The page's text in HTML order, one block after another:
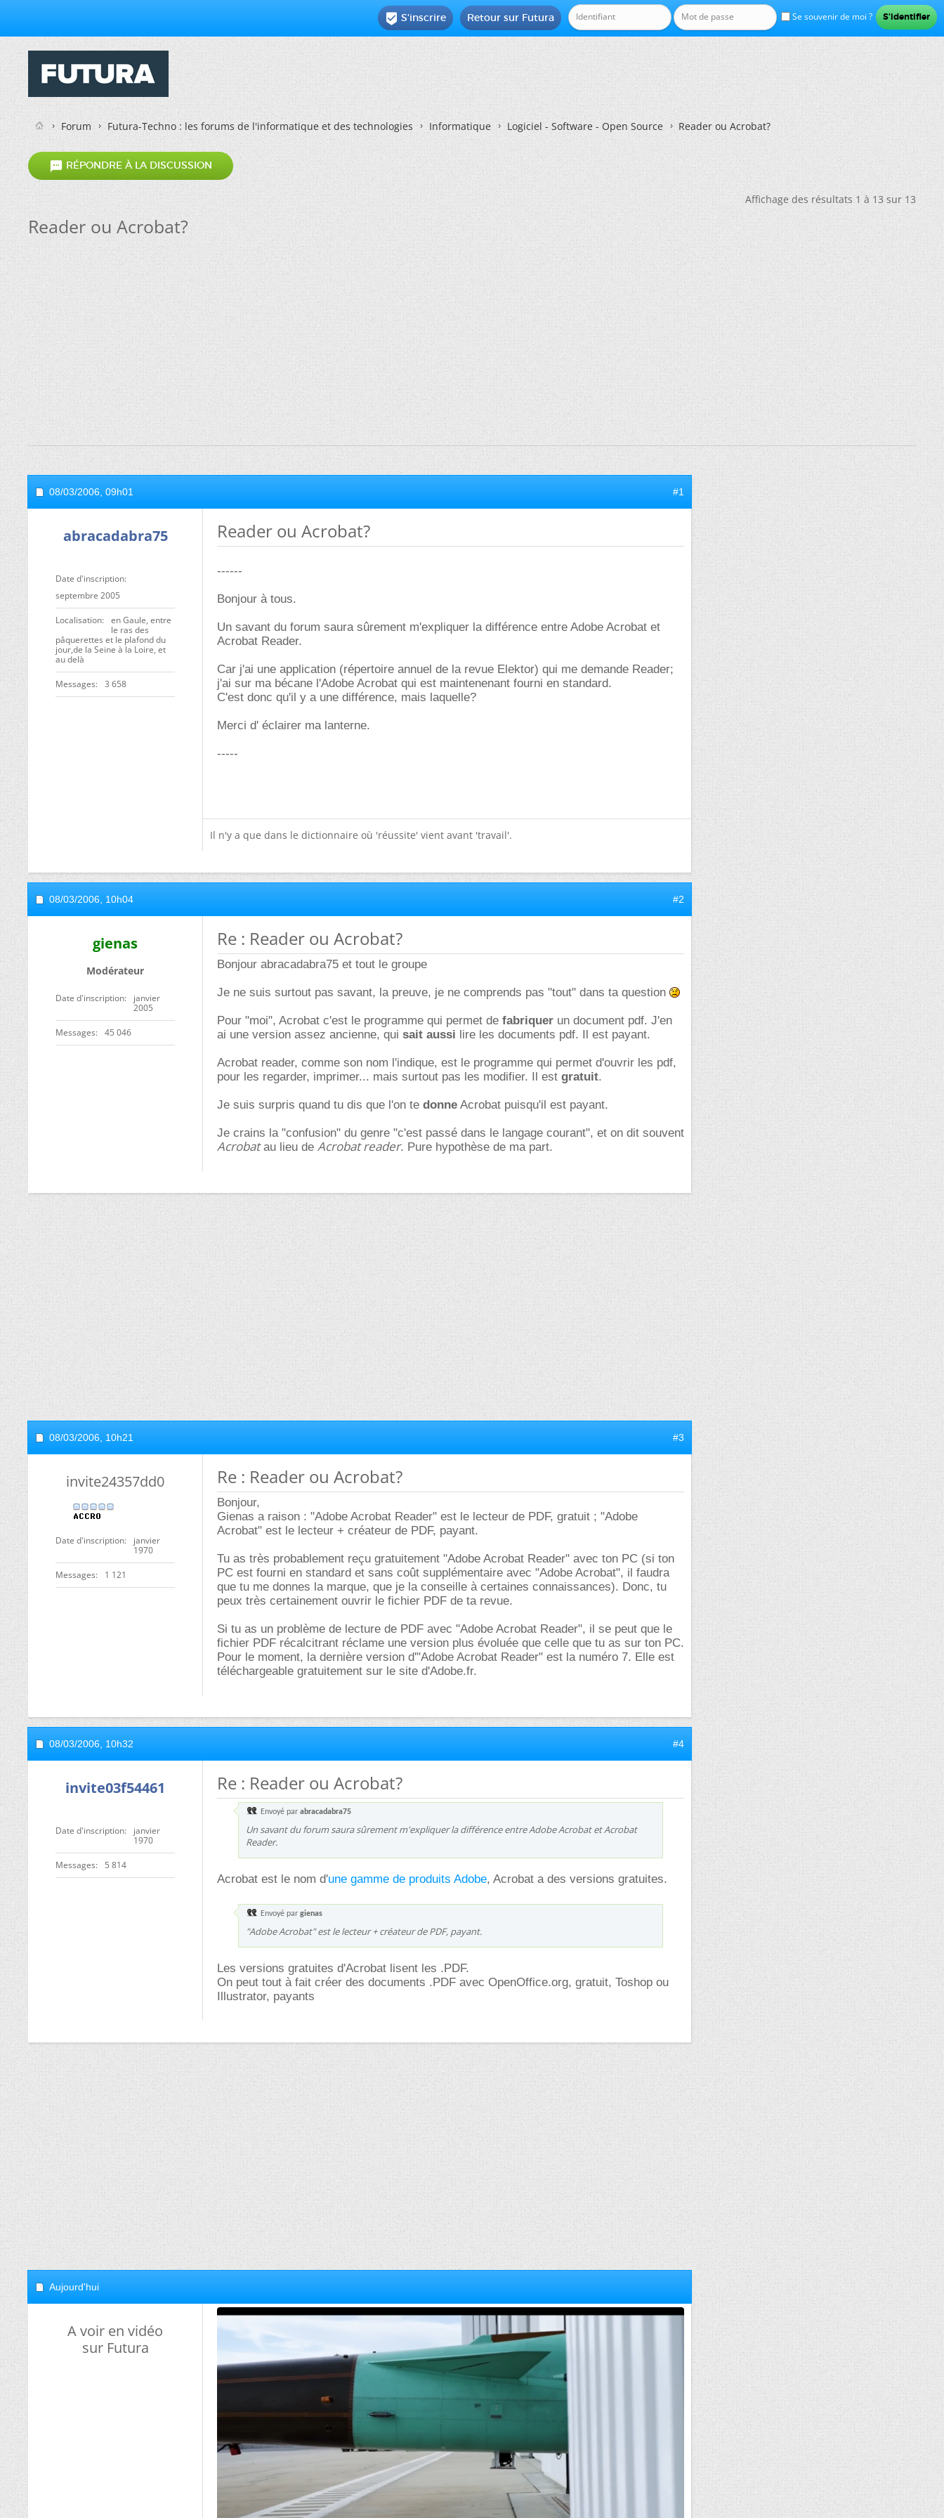
Se souvenir de moi ?
Retour sur Futura
 S'inscrire
Forum Futura-Techno : les forums de l'informatique et des technologies Informatique Logiciel - Software - Open Source Reader ou Acrobat?
 RÉPONDRE À LA DISCUSSION
Affichage des résultats 1 à 13 sur 13
Reader ou Acrobat?
08/03/2006, 09h01 #1
abracadabra75
Date d'inscription
septembre 2005
Localisation
en Gaule, entre
le ras des
pâquerettes et le plafond du
jour,de la Seine à la Loire, et
au delà
Messages 3 658
Reader ou Acrobat?
------
Bonjour à tous.
Un savant du forum saura sûrement m'expliquer la différence entre Adobe Acrobat et
Acrobat Reader.
Car j'ai une application (répertoire annuel de la revue Elektor) qui me demande Reader;
j'ai sur ma bécane l'Adobe Acrobat qui est maintenenant fourni en standard.
C'est donc qu'il y a une différence, mais laquelle?
Merci d' éclairer ma lanterne.
-----
Il n'y a que dans le dictionnaire où 'réussite' vient avant 'travail'.
08/03/2006, 10h04 #2
gienas
Modérateur
Date d'inscription
janvier
2005
Messages 45 046
Re : Reader ou Acrobat?
Bonjour abracadabra75 et tout le groupe
Je ne suis surtout pas savant, la preuve, je ne comprends pas "tout" dans ta question
Pour "moi", Acrobat c'est le programme qui permet de fabriquer un document pdf. J'en
ai une version assez ancienne, qui sait aussi lire les documents pdf. Il est payant.
Acrobat reader, comme son nom l'indique, est le programme qui permet d'ouvrir les pdf,
pour les regarder, imprimer... mais surtout pas les modifier. Il est gratuit.
Je suis surpris quand tu dis que l'on te donne Acrobat puisqu'il est payant.
Je crains la "confusion" du genre "c'est passé dans le langage courant", et on dit souvent
Acrobatau lieu de Acrobat reader. Pure hypothèse de ma part.
08/03/2006, 10h21 #3
invite24357dd0
Date d'inscription
janvier
1970
Messages 1 121
Re : Reader ou Acrobat?
Bonjour,
Gienas a raison : "Adobe Acrobat Reader" est le lecteur de PDF, gratuit ; "Adobe
Acrobat" est le lecteur + créateur de PDF, payant.
Tu as très probablement reçu gratuitement "Adobe Acrobat Reader" avec ton PC (si ton
PC est fourni en standard et sans coût supplémentaire avec "Adobe Acrobat", il faudra
que tu me donnes la marque, que je la conseille à certaines connaissances). Donc, tu
peux très certainement ouvrir le fichier PDF de ta revue.
Si tu as un problème de lecture de PDF avec "Adobe Acrobat Reader", il se peut que le
fichier PDF récalcitrant réclame une version plus évoluée que celle que tu as sur ton PC.
Pour le moment, la dernière version d'"Adobe Acrobat Reader" est la numéro 7. Elle est
téléchargeable gratuitement sur le site d'Adobe.fr.
08/03/2006, 10h32 #4
invite03f54461
Date d'inscription
janvier
1970
Messages 5 814
Re : Reader ou Acrobat?
Envoyé par abracadabra75
Un savant du forum saura sûrement m'expliquer la différence entre Adobe Acrobat et Acrobat
Reader.
Acrobat est le nom d'une gamme de produits Adobe, Acrobat a des versions gratuites.
Envoyé par gienas
"Adobe Acrobat" est le lecteur + créateur de PDF, payant.
Les versions gratuites d'Acrobat lisent les .PDF.
On peut tout à fait créer des documents .PDF avec OpenOffice.org, gratuit, Toshop ou
Illustrator, payants
Aujourd'hui
A voir en vidéo
sur Futura